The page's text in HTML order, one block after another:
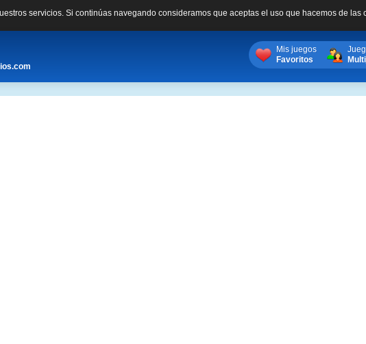
servicios. Si continúas navegando consideramos que aceptas el uso que hacemos de las
Mis juegos
Favoritos